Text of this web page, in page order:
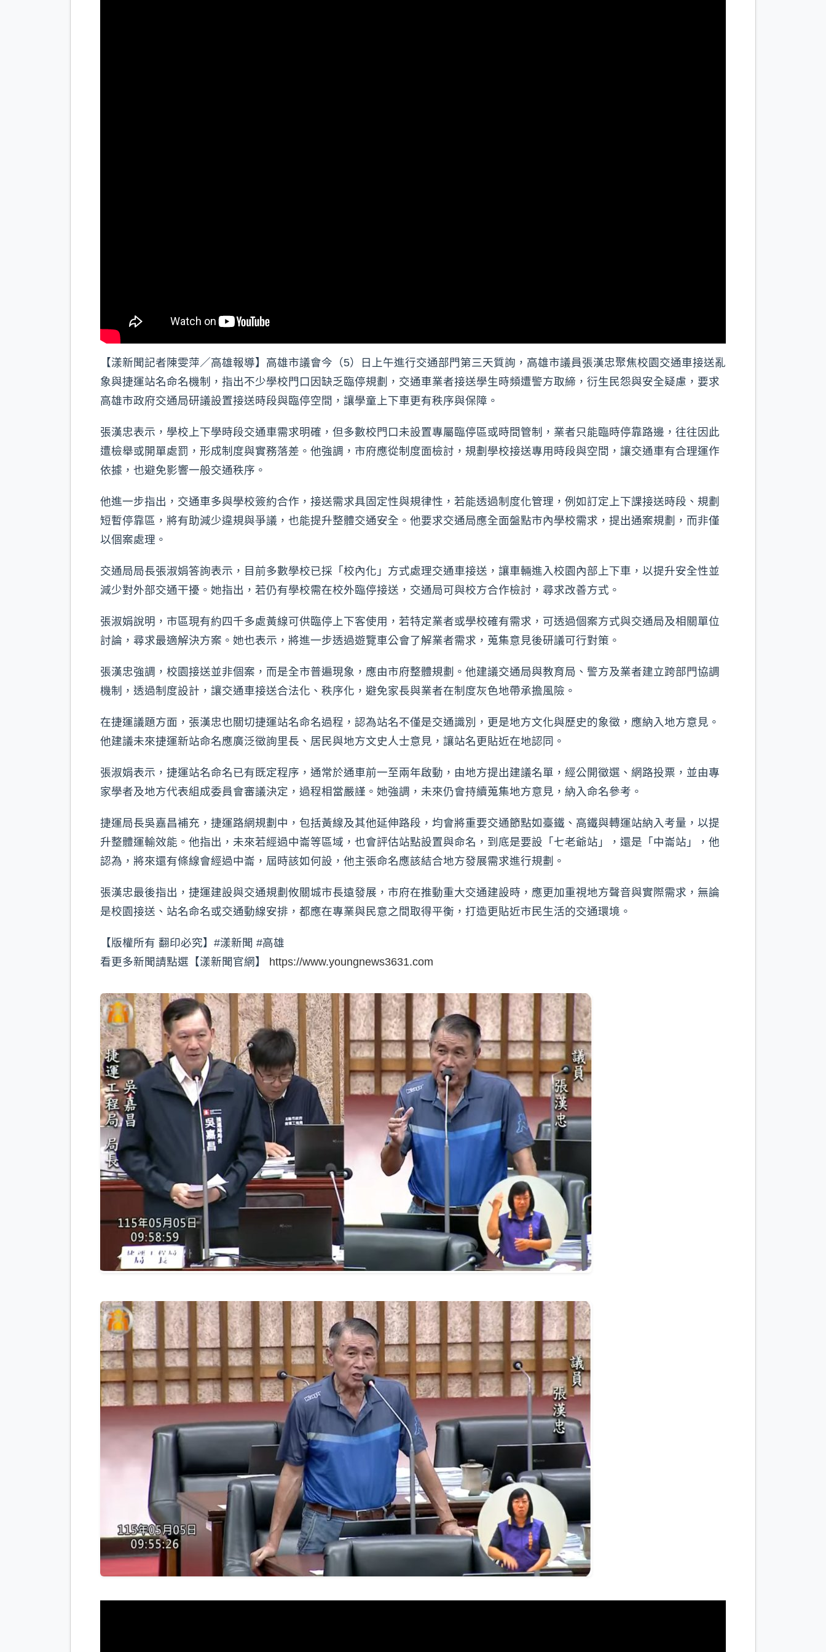
【漾新聞記者陳雯萍／高雄報導】高雄市議會今（5）日上午進行交通部門第三天質詢，高雄市議員張漢忠聚焦校園交通車接送亂
象與捷運站名命名機制，指出不少學校門口因缺乏臨停規劃，交通車業者接送學生時頻遭警方取締，衍生民怨與安全疑慮，要求
高雄市政府交通局研議設置接送時段與臨停空間，讓學童上下車更有秩序與保障。
張漢忠表示，學校上下學時段交通車需求明確，但多數校門口未設置專屬臨停區或時間管制，業者只能臨時停靠路邊，往往因此
遭檢舉或開單處罰，形成制度與實務落差。他強調，市府應從制度面檢討，規劃學校接送專用時段與空間，讓交通車有合理運作
依據，也避免影響一般交通秩序。
他進一步指出，交通車多與學校簽約合作，接送需求具固定性與規律性，若能透過制度化管理，例如訂定上下課接送時段、規劃
短暫停靠區，將有助減少違規與爭議，也能提升整體交通安全。他要求交通局應全面盤點市內學校需求，提出通案規劃，而非僅
以個案處理。
交通局局長張淑娟答詢表示，目前多數學校已採「校內化」方式處理交通車接送，讓車輛進入校園內部上下車，以提升安全性並
減少對外部交通干擾。她指出，若仍有學校需在校外臨停接送，交通局可與校方合作檢討，尋求改善方式。
張淑娟說明，市區現有約四千多處黃線可供臨停上下客使用，若特定業者或學校確有需求，可透過個案方式與交通局及相關單位
討論，尋求最適解決方案。她也表示，將進一步透過遊覽車公會了解業者需求，蒐集意見後研議可行對策。
張漢忠強調，校園接送並非個案，而是全市普遍現象，應由市府整體規劃。他建議交通局與教育局、警方及業者建立跨部門協調
機制，透過制度設計，讓交通車接送合法化、秩序化，避免家長與業者在制度灰色地帶承擔風險。
在捷運議題方面，張漢忠也關切捷運站名命名過程，認為站名不僅是交通識別，更是地方文化與歷史的象徵，應納入地方意見。
他建議未來捷運新站命名應廣泛徵詢里長、居民與地方文史人士意見，讓站名更貼近在地認同。
張淑娟表示，捷運站名命名已有既定程序，通常於通車前一至兩年啟動，由地方提出建議名單，經公開徵選、網路投票，並由專
家學者及地方代表組成委員會審議決定，過程相當嚴謹。她強調，未來仍會持續蒐集地方意見，納入命名參考。
捷運局長吳嘉昌補充，捷運路網規劃中，包括黃線及其他延伸路段，均會將重要交通節點如臺鐵、高鐵與轉運站納入考量，以提
升整體運輸效能。他指出，未來若經過中崙等區域，也會評估站點設置與命名，到底是要設「七老爺站」，還是「中崙站」，他
認為，將來還有條線會經過中崙，屆時該如何設，他主張命名應該結合地方發展需求進行規劃。
張漢忠最後指出，捷運建設與交通規劃攸關城市長遠發展，市府在推動重大交通建設時，應更加重視地方聲音與實際需求，無論
是校園接送、站名命名或交通動線安排，都應在專業與民意之間取得平衡，打造更貼近市民生活的交通環境。
【版權所有 翻印必究】#漾新聞 #高雄
看更多新聞請點選【漾新聞官網】 https://www.youngnews3631.com